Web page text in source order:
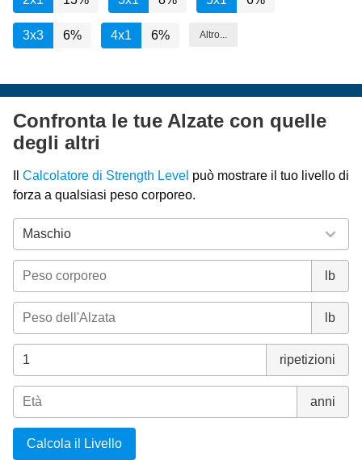
3x3 6% 4x1 6% Altro...
Confronta le tue Alzate con quelle
degli altri
Calcolatore di Strength Level può mostrare il tuo livello di
forza a qualsiasi peso corporeo.
lb
lb
ripetizioni
anni
Calcola il Livello